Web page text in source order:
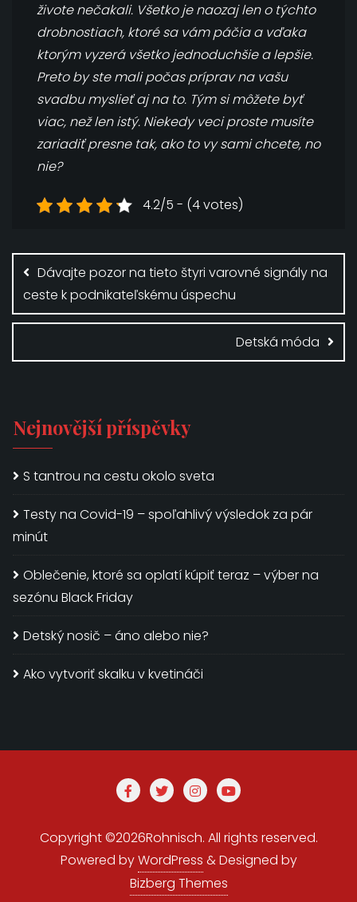
živote nečakali. Všetko je naozaj len o týchto
drobnostiach, ktoré sa vám páčia a vďaka
ktorým vyzerá všetko jednoduchšie a lepšie.
Preto by ste mali počas príprav na vašu
svadbu myslieť aj na to. Tým si môžete byť
viac, než len istý. Niekedy veci proste musíte
zariadiť presne tak, ako to vy sami chcete, no
nie?
4.2/5 - (4 votes)
Navigace
pro
příspěvek
Dávajte pozor na tieto štyri varovné signály na
ceste k podnikateľskému úspechu
Detská móda
Nejnovější příspěvky
S tantrou na cestu okolo sveta
Testy na Covid-19 – spoľahlivý výsledok za pár
minút
Oblečenie, ktoré sa oplatí kúpiť teraz – výber na
sezónu Black Friday
Detský nosič – áno alebo nie?
Ako vytvoriť skalku v kvetináči
Copyright ©2026Rohnisch. All rights reserved.
Powered byWordPress &Designed by
Bizberg Themes